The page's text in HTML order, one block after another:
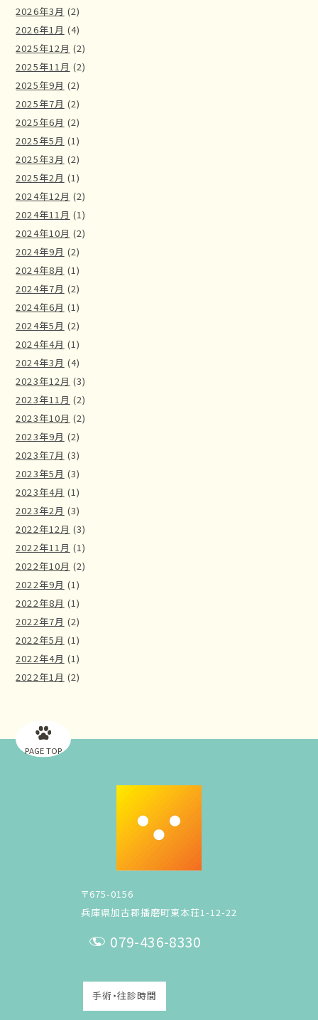
2026年3月 (2)
2026年1月 (4)
2025年12月 (2)
2025年11月 (2)
2025年9月 (2)
2025年7月 (2)
2025年6月 (2)
2025年5月 (1)
2025年3月 (2)
2025年2月 (1)
2024年12月 (2)
2024年11月 (1)
2024年10月 (2)
2024年9月 (2)
2024年8月 (1)
2024年7月 (2)
2024年6月 (1)
2024年5月 (2)
2024年4月 (1)
2024年3月 (4)
2023年12月 (3)
2023年11月 (2)
2023年10月 (2)
2023年9月 (2)
2023年7月 (3)
2023年5月 (3)
2023年4月 (1)
2023年2月 (3)
2022年12月 (3)
2022年11月 (1)
2022年10月 (2)
2022年9月 (1)
2022年8月 (1)
2022年7月 (2)
2022年5月 (1)
2022年4月 (1)
2022年1月 (2)
PAGE TOP
〒675-0156
兵庫県加古郡播磨町東本荘1-12-22
E
L
079-436-8330
手術・往診時間